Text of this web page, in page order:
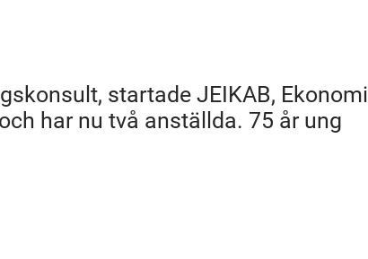
startade JEIKAB, Ekonomi
har nu två anställda. 75 år ung